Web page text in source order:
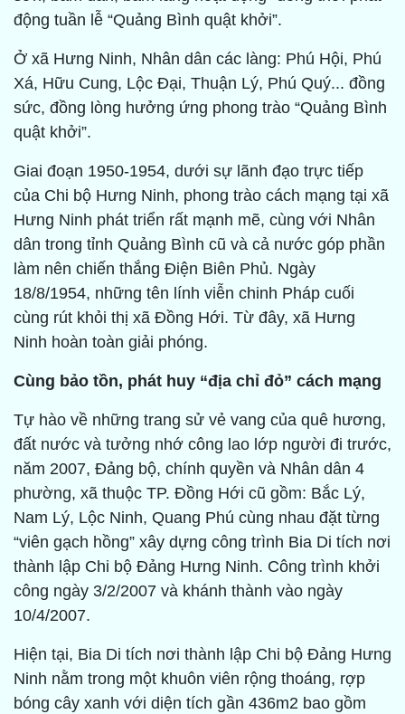
động tuần lễ “Quảng Bình quật khởi”.
Ở xã Hưng Ninh, Nhân dân các làng: Phú Hội, Phú
Xá, Hữu Cung, Lộc Đại, Thuận Lý, Phú Quý... đồng
sức, đồng lòng hưởng ứng phong trào “Quảng Bình
quật khởi”.
Giai đoạn 1950-1954, dưới sự lãnh đạo trực tiếp
của Chi bộ Hưng Ninh, phong trào cách mạng tại xã
Hưng Ninh phát triển rất mạnh mẽ, cùng với Nhân
dân trong tỉnh Quảng Bình cũ và cả nước góp phần
làm nên chiến thắng Điện Biên Phủ. Ngày
18/8/1954, những tên lính viễn chinh Pháp cuối
cùng rút khỏi thị xã Đồng Hới. Từ đây, xã Hưng
Ninh hoàn toàn giải phóng.
Cùng bảo tồn, phát huy “địa chỉ đỏ” cách mạng
Tự hào về những trang sử vẻ vang của quê hương,
đất nước và tưởng nhớ công lao lớp người đi trước,
năm 2007, Đảng bộ, chính quyền và Nhân dân 4
phường, xã thuộc TP. Đồng Hới cũ gồm: Bắc Lý,
Nam Lý, Lộc Ninh, Quang Phú cùng nhau đặt từng
“viên gạch hồng” xây dựng công trình Bia Di tích nơi
thành lập Chi bộ Đảng Hưng Ninh. Công trình khởi
công ngày 3/2/2007 và khánh thành vào ngày
10/4/2007.
Hiện tại, Bia Di tích nơi thành lập Chi bộ Đảng Hưng
Ninh nằm trong một khuôn viên rộng thoáng, rợp
bóng cây xanh với diện tích gần 436m2 bao gồm